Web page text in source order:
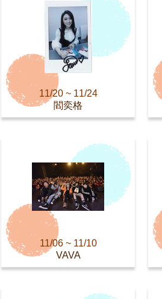
11/20 ~ 11/24
閻奕格
11/06 ~ 11/10
VAVA